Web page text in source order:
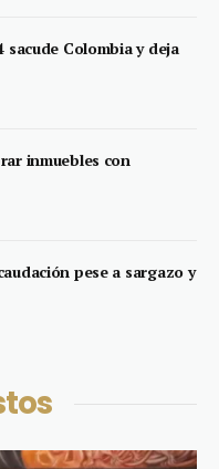
sacude Colombia y deja
inmuebles con
pese a sargazo y